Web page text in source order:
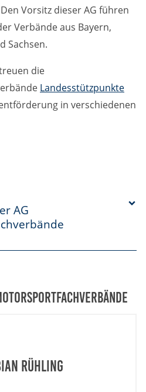
Vorsitz dieser AG führen
Verbände aus Bayern,
Sachsen.
die
Landesstützpunkte
in verschiedenen
AG
Rühling